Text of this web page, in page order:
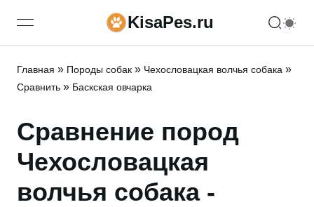
open navigation menuKisaPes.ru
Главная » Породы собак » Чехословацкая волчья собака »
Сравнить » Баскская овчарка
Сравнение пород
Чехословацкая
волчья собака -